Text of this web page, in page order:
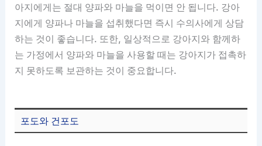
아지에게는 절대 양파와 마늘을 먹이면 안 됩니다. 강아
지에게 양파나 마늘을 섭취했다면 즉시 수의사에게 상담
하는 것이 좋습니다. 또한, 일상적으로 강아지와 함께하
는 가정에서 양파와 마늘을 사용할 때는 강아지가 접촉하
지 못하도록 보관하는 것이 중요합니다.
포도와 건포도